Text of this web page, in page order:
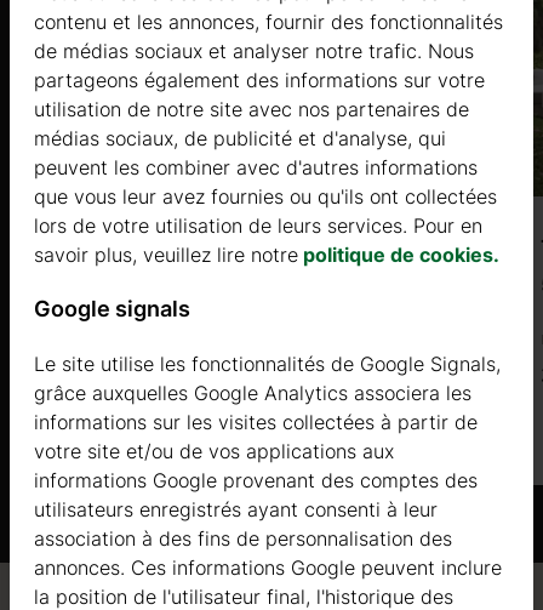
BARTONIA (44+44mm ISO Gold)
33700 €
Plus d'informations
contenu et les annonces, fournir des fonctionnalités
de médias sociaux et analyser notre trafic. Nous
partageons également des informations sur votre
utilisation de notre site avec nos partenaires de
médias sociaux, de publicité et d'analyse, qui
peuvent les combiner avec d'autres informations
que vous leur avez fournies ou qu'ils ont collectées
lors de votre utilisation de leurs services. Pour en
savoir plus, veuillez lire notre politique de cookies.
Google signals
Le site utilise les fonctionnalités de Google Signals,
grâce auxquelles Google Analytics associera les
informations sur les visites collectées à partir de
votre site et/ou de vos applications aux
informations Google provenant des comptes des
utilisateurs enregistrés ayant consenti à leur
association à des fins de personnalisation des
annonces. Ces informations Google peuvent inclure
la position de l'utilisateur final, l'historique des